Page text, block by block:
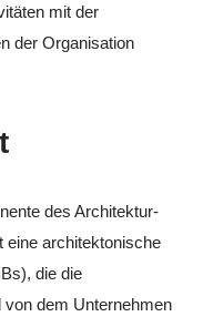
mit der
der Organisation
des Architektur-
eine architektonische
die die
dem Unternehmen